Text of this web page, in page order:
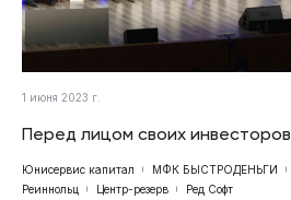
1 июня 2023 г.
Перед лицом своих инвесторов
Юнисервис капитал МФК БЫСТРОДЕНЬГИ
Реиннольц
Центр-резерв Ред Софт